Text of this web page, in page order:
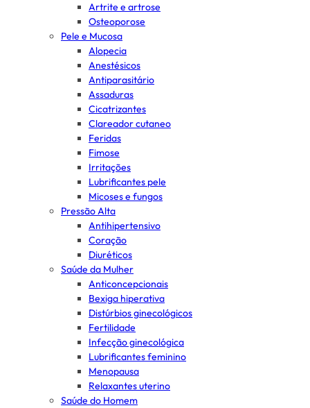
Artrite e artrose
Osteoporose
Pele e Mucosa
Alopecia
Anestésicos
Antiparasitário
Assaduras
Cicatrizantes
Clareador cutaneo
Feridas
Fimose
Irritações
Lubrificantes pele
Micoses e fungos
Pressão Alta
Antihipertensivo
Coração
Diuréticos
Saúde da Mulher
Anticoncepcionais
Bexiga hiperativa
Distúrbios ginecológicos
Fertilidade
Infecção ginecológica
Lubrificantes feminino
Menopausa
Relaxantes uterino
Saúde do Homem